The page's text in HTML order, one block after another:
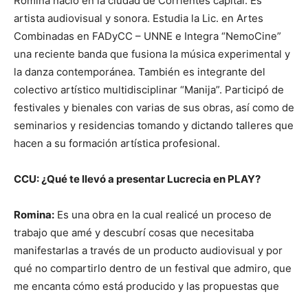
artista audiovisual y sonora. Estudia la Lic. en Artes
Combinadas en FADyCC – UNNE e Integra “NemoCine”
una reciente banda que fusiona la música experimental y
la danza contemporánea. También es integrante del
colectivo artístico multidisciplinar “Manija”. Participó de
festivales y bienales con varias de sus obras, así como de
seminarios y residencias tomando y dictando talleres que
hacen a su formación artística profesional.
CCU: ¿Qué te llevó a presentar Lucrecia en PLAY?
Romina: Es una obra en la cual realicé un proceso de
trabajo que amé y descubrí cosas que necesitaba
manifestarlas a través de un producto audiovisual y por
qué no compartirlo dentro de un festival que admiro, que
me encanta cómo está producido y las propuestas que